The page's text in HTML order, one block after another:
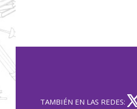
TAMBIÉN EN LAS REDES: